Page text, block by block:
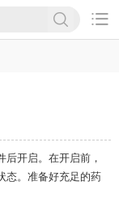

后开启。在开启前，
态。准备好充足的药